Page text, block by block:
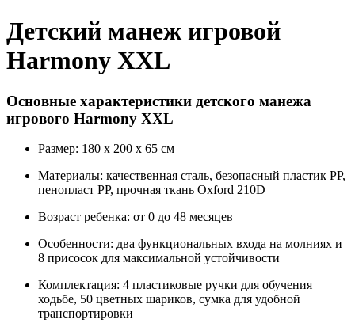
Детский манеж игровой
Harmony XXL
Основные характеристики детского манежа
игрового Harmony XXL
Размер: 180 x 200 x 65 см
Материалы: качественная сталь, безопасный пластик PP,
пенопласт PP, прочная ткань Oxford 210D
Возраст ребенка: от 0 до 48 месяцев
Особенности: два функциональных входа на молниях и
8 присосок для максимальной устойчивости
Комплектация: 4 пластиковые ручки для обучения
ходьбе, 50 цветных шариков, сумка для удобной
транспортировки